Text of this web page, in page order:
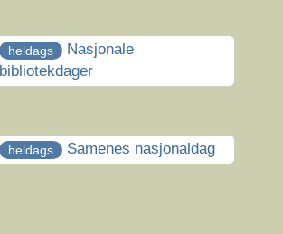
heldags
Nasjonale
bibliotekdager
heldags Samenes nasjonaldag